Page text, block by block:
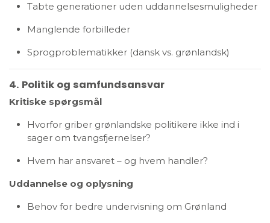
Tabte generationer uden uddannelsesmuligheder
Manglende forbilleder
Sprogproblematikker (dansk vs. grønlandsk)
4. Politik og samfundsansvar
Kritiske spørgsmål
Hvorfor griber grønlandske politikere ikke ind i
sager om tvangsfjernelser?
Hvem har ansvaret – og hvem handler?
Uddannelse og oplysning
Behov for bedre undervisning om Grønland